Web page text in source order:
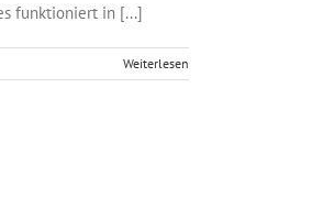
funktioniert in [...]
Weiterlesen